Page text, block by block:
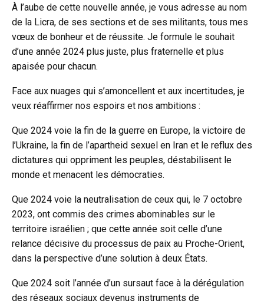
À l’aube de cette nouvelle année, je vous adresse au nom
de la Licra, de ses sections et de ses militants, tous mes
vœux de bonheur et de réussite. Je formule le souhait
d’une année 2024 plus juste, plus fraternelle et plus
apaisée pour chacun.
Face aux nuages qui s’amoncellent et aux incertitudes, je
veux réaffirmer nos espoirs et nos ambitions :
Que 2024 voie la fin de la guerre en Europe, la victoire de
l’Ukraine, la fin de l’apartheid sexuel en Iran et le reflux des
dictatures qui oppriment les peuples, déstabilisent le
monde et menacent les démocraties.
Que 2024 voie la neutralisation de ceux qui, le 7 octobre
2023, ont commis des crimes abominables sur le
territoire israélien ; que cette année soit celle d’une
relance décisive du processus de paix au Proche-Orient,
dans la perspective d’une solution à deux États.
Que 2024 soit l’année d’un sursaut face à la dérégulation
des réseaux sociaux devenus instruments de